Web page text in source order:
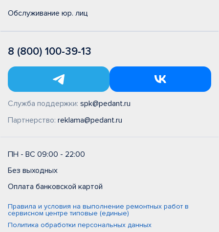
Обслуживание юр. лиц
8 (800) 100-39-13
Служба поддержки: spk@pedant.ru
Партнерство: reklama@pedant.ru
ПН - ВС 09:00 - 22:00
Без выходных
Оплата банковской картой
Правила и условия на выполнение ремонтных работ в
сервисном центре типовые (единые)
Политика обработки персональных данных